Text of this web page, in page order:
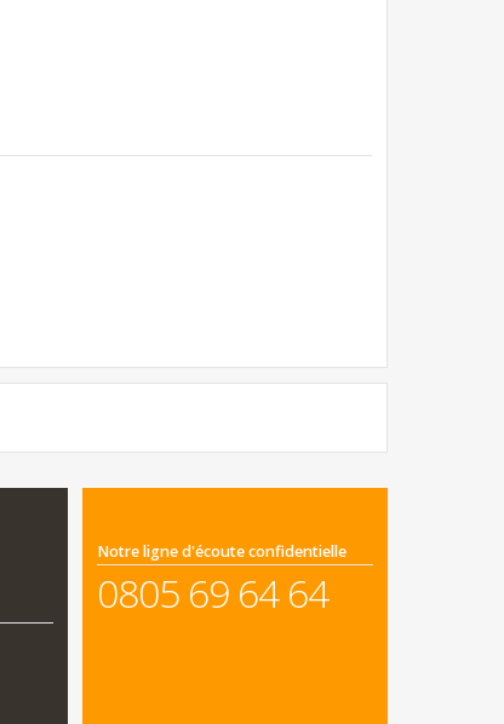
Notre ligne d'écoute confidentielle
0805 69 64 64